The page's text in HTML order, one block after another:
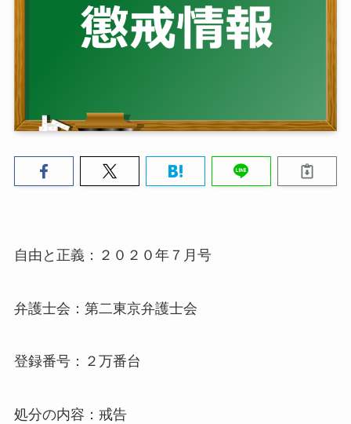
自由と正義：２０２０年７月号
弁護士会：第二東京弁護士会
登録番号：２万番台
処分の内容：戒告